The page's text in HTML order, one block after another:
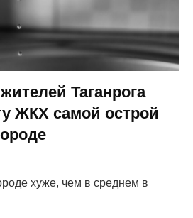
Таганрога
ЖКХ самой острой
хуже, чем в среднем в